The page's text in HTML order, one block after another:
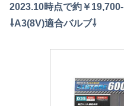
2023.10時点で約￥19,700-
⇩A3(8V)適合バルブ⇩